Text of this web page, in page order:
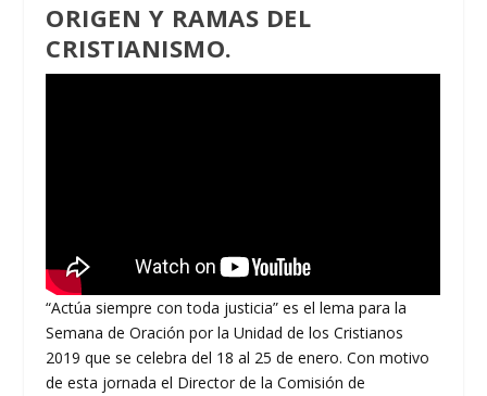
ORIGEN Y RAMAS DEL
CRISTIANISMO.
“Actúa siempre con toda justicia” es el lema para la
Semana de Oración por la Unidad de los Cristianos
2019 que se celebra del 18 al 25 de enero. Con motivo
de esta jornada el Director de la Comisión de